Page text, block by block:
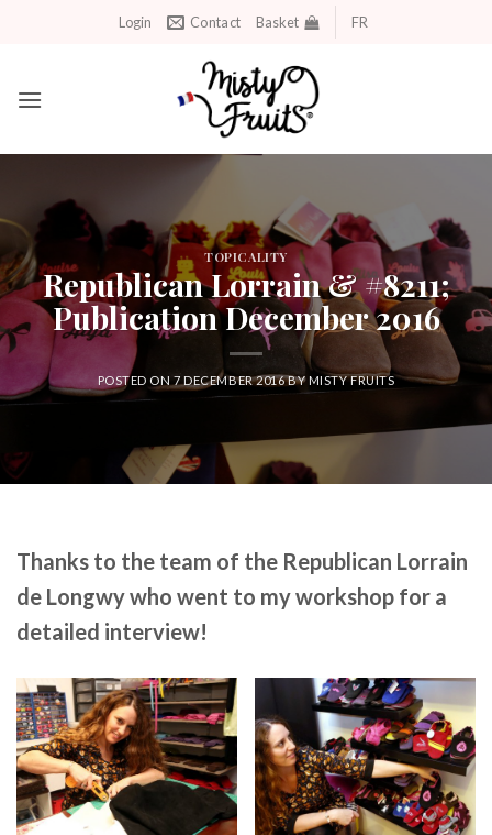
Login Contact Basket FR
TOPICALITY
Republican Lorrain & #8211;
Publication December 2016
POSTED ON7 DECEMBER 2016BYMISTY FRUITS
Thanks to the team of the Republican Lorrain
de Longwy who went to my workshop for a
detailed interview!